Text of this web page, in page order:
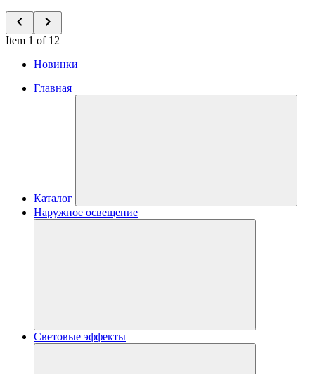
Item 1 of 12
Новинки
Главная
Каталог
Наружное освещение
Световые эффекты